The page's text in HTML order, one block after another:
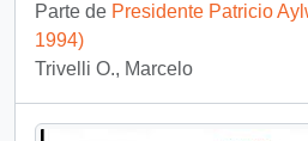
Parte de Presidente Patricio
1994)
Trivelli O., Marcelo